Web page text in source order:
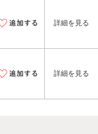
詳細を見る
詳細を見る